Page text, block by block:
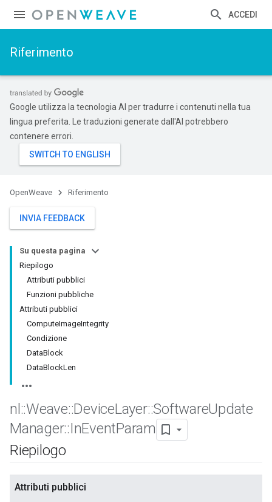
ACCEDI
Riferimento
Google utilizza la tecnologia AI per tradurre i contenuti nella tua
lingua preferita. Le traduzioni generate dall'AI potrebbero
contenere errori.
OpenWeave Riferimento
INVIA FEEDBACK
Su questa pagina
Riepilogo
Attributi pubblici
Funzioni pubbliche
Attributi pubblici
ComputeImageIntegrity
Condizione
DataBlock
DataBlockLen
nl ::Weave::DeviceLayer::SoftwareUpdate
Manager::InEventParam
Riepilogo
Attributi pubblici